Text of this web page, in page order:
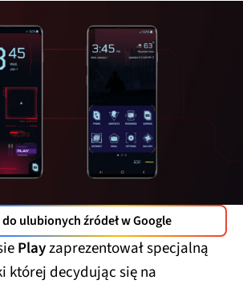
ulubionych źródeł w Google
Playzaprezentował specjalną
której decydując się na